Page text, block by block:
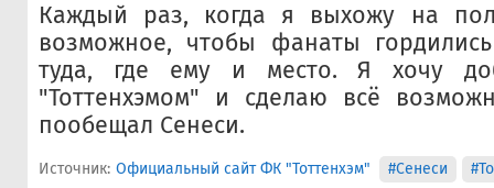
Каждый раз, когда я выхожу на
возможное, чтобы фанаты
туда, где ему и место. Я хочу
"Тоттенхэмом" и сделаю всё
пообещал Сенеси.
Источник: Официальный сайт ФК "Тоттенхэм" #Сенеси